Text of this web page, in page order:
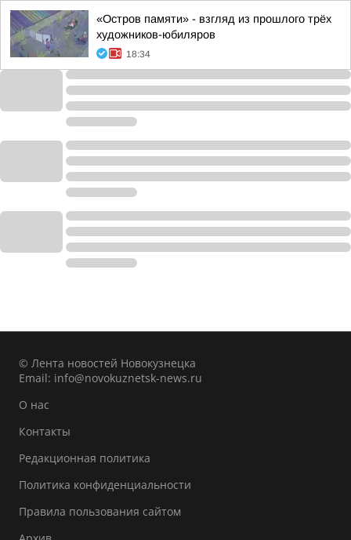
«Остров памяти» - взгляд из прошлого трёх
художников-юбиляров
18:34
© Лента новостей Новокузнецка
Email: info@novokuznetsk-news.ru
О нас
Контакты
Редакционная политика
Политика конфиденциальности
Правила пользования сайтом